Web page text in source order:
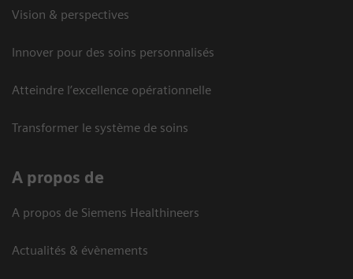
Vision & perspectives
Innover pour des soins personnalisés
Atteindre l’excellence opérationnelle
Transformer le système de soins
A propos de
A propos de Siemens Healthineers
Actualités & évènements